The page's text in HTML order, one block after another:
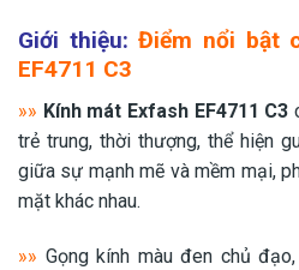
Giới thiệu: Điểm nổi bật
EF4711 C3
»» Kính mát Exfash EF4711 C3
trẻ trung, thời thượng, thể hiện
giữa sự mạnh mẽ và mềm mại,
mặt khác nhau.
»» Gọng kính màu đen chủ